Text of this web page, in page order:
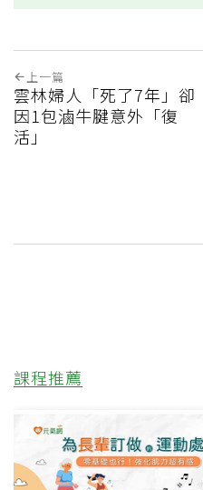
上一篇
雲林婦人「死了7年」卻
因1包滷牛腱意外「復
活」
課程推薦